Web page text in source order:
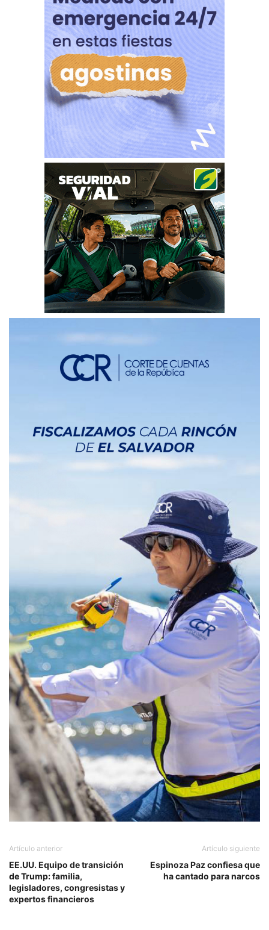
Artículo anterior
EE.UU. Equipo de transición
de Trump: familia,
legisladores, congresistas y
expertos financieros
Artículo siguiente
Espinoza Paz confiesa que
ha cantado para narcos